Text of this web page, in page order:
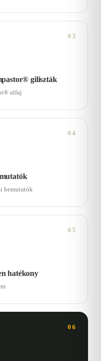
03
giliszták
alfaj
04
bemutatók
05
hatékony
06